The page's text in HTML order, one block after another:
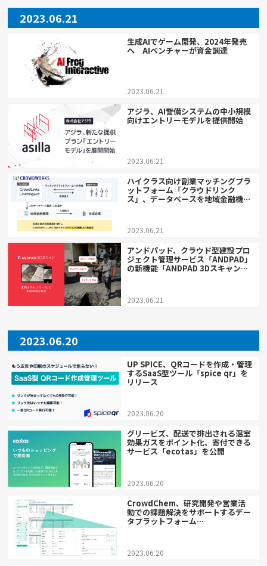
2023.06.21
生成AIでゲーム開発、2024年発売
へ AIベンチャーが資金調達
2023.06.21
アジラ、AI警備システムの中小規模
向けエントリーモデルを提供開始
2023.06.21
ハイクラス向け副業マッチングプラ
ットフォーム「クラウドリンク
ス」、データベースを地域金融機関
2023.06.21
アンドパッド、クラウド型建設プロ
ジェクト管理サービス「ANDPAD」
の新機能「ANDPAD 3Dスキャン」
2023.06.21
2023.06.20
UP SPICE、QRコードを作成・管理
するSaaS型ツール「spice qr」を
リリース
2023.06.20
グリービズ、配送で排出される温室
効果ガスをポイント化、寄付できる
サービス「ecotas」を公開
2023.06.20
CrowdChem、研究開発や営業活
動での課題解決をサポートするデー
タプラットフォーム
2023.06.20